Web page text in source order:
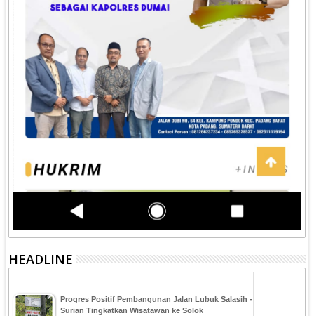
HEADLINE
Progres Positif Pembangunan Jalan Lubuk Salasih -
Surian Tingkatkan Wisatawan ke Solok